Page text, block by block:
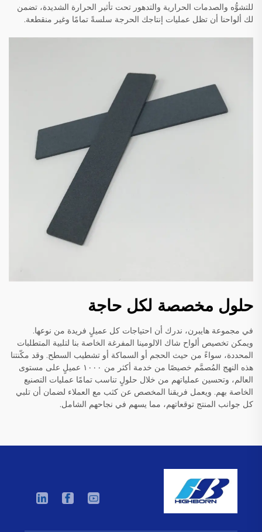
للتشوُّه والصدمات الحرارية والتدهور تحت تأثير الحرارة الشديدة، تضمن
لك ألواحنا أن تظل عمليات إنتاجك الحرجة سلسةً تمامًا وغير منقطعة.
حلول مخصصة لكل حاجة
في مجموعة هايبرن، ندرك أن احتياجات كل عميلٍ فريدة من نوعها.
ويمكن تخصيص ألواح شاك الالومينا المفرغة الخاصة بنا لتلبية المتطلبات
المحددة، سواءً من حيث الحجم أو السماكة أو تشطيب السطح. وقد مكّنتنا
هذه النهج المُصمَّم خصيصًا من خدمة أكثر من ١٠٠٠ عميلٍ على مستوى
العالم، وتحسين عملياتهم من خلال حلولٍ تناسب تمامًا عمليات التصنيع
الخاصة بهم. ويعمل فريقنا المخصص عن كثب مع العملاء لضمان أن تلبي
كل جوانب المنتج توقعاتهم، مما يسهم في نجاحهم الشامل.